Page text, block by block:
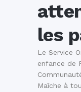
les
Le Service
enfance de
Maîche à